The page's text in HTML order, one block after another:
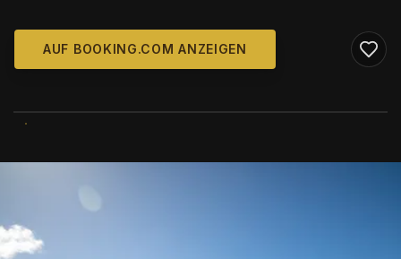
AUF BOOKING.COM ANZEIGEN